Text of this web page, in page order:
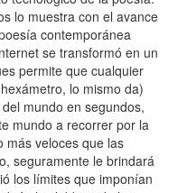
lo muestra con el avance
contemporánea
se transformó en un
permite que cualquier
lo mismo da)
mundo en segundos,
mundo a recorrer por la
más veloces que las
seguramente le brindará
los límites que imponían